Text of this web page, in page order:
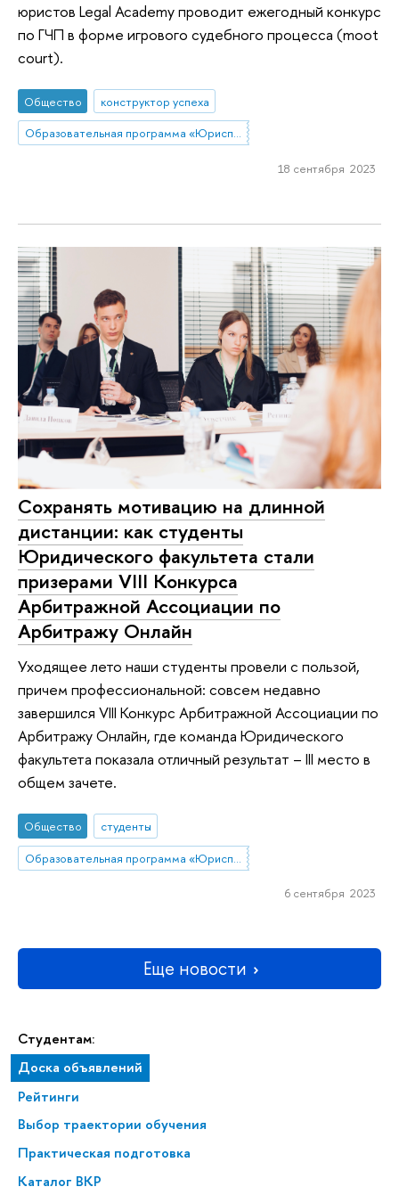
Студентам:
Доска объявлений
Рейтинги
Выбор траектории обучения
Практическая подготовка
Каталог ВКР
юристов Legal Academy проводит ежегодный конкурс
по ГЧП в форме игрового судебного процесса (moot
court).
Общество
конструктор успеха
Образовательная программа «Юриспруденция»
18 сентября 2023
Сохранять мотивацию на длинной
дистанции: как студенты
Юридического факультета стали
призерами VIII Конкурса
Арбитражной Ассоциации по
Арбитражу Онлайн
Уходящее лето наши студенты провели с пользой,
причем профессиональной: совсем недавно
завершился VIII Конкурс Арбитражной Ассоциации по
Арбитражу Онлайн, где команда Юридического
факультета показала отличный результат – III место в
общем зачете.
Общество
студенты
Образовательная программа «Юриспруденция»
6 сентября 2023
Еще новости